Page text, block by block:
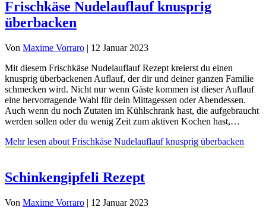
Frischkäse Nudelauflauf knusprig
überbacken
Von Maxime Vorraro | 12 Januar 2023
Mit diesem Frischkäse Nudelauflauf Rezept kreierst du einen
knusprig überbackenen Auflauf, der dir und deiner ganzen Familie
schmecken wird. Nicht nur wenn Gäste kommen ist dieser Auflauf
eine hervorragende Wahl für dein Mittagessen oder Abendessen.
Auch wenn du noch Zutaten im Kühlschrank hast, die aufgebraucht
werden sollen oder du wenig Zeit zum aktiven Kochen hast,…
Mehr lesen about Frischkäse Nudelauflauf knusprig überbacken
Schinkengipfeli Rezept
Von Maxime Vorraro | 12 Januar 2023